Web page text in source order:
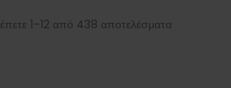
1–12 από 438 αποτελέσματα